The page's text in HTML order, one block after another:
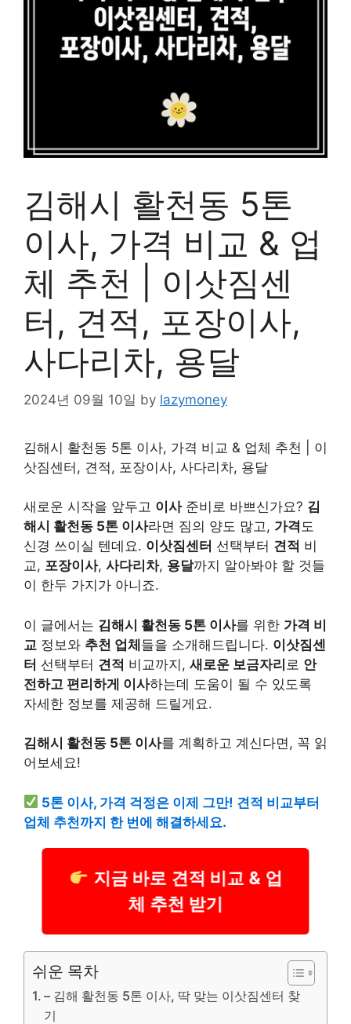
김해시 활천동 5톤
이사, 가격 비교 & 업
체 추천 | 이삿짐센
터, 견적, 포장이사,
사다리차, 용달
2024년 09월 10일 by lazymoney
김해시 활천동 5톤 이사, 가격 비교 & 업체 추천 | 이
삿짐센터, 견적, 포장이사, 사다리차, 용달
새로운 시작을 앞두고 이사준비로 바쁘신가요? 김
해시 활천동 5톤 이사라면 짐의 양도 많고, 가격도
신경 쓰이실 텐데요. 이삿짐센터 선택부터 견적 비
교, 포장이사, 사다리차, 용달까지 알아봐야 할 것들
이 한두 가지가 아니죠.
이 글에서는 김해시 활천동 5톤 이사를 위한 가격 비
교 정보와 추천 업체들을 소개해드립니다. 이삿짐센
터 선택부터 견적 비교까지, 새로운 보금자리 로 안
전하고 편리하게 이사하는데 도움이 될 수 있도록
자세한 정보를 제공해 드릴게요.
김해시 활천동 5톤 이사를 계획하고 계신다면, 꼭 읽
어보세요!
5톤 이사, 가격 걱정은 이제 그만! 견적 비교부터
업체 추천까지 한 번에 해결하세요.
지금 바로 견적 비교 & 업
체 추천 받기
쉬운 목차
– 김해 활천동 5톤 이사, 딱 맞는 이삿짐센터 찾
기